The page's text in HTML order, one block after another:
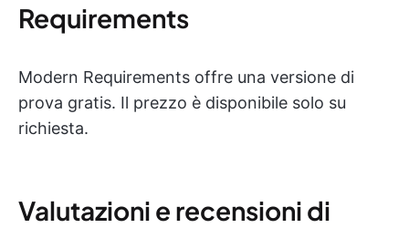
Requirements
Modern Requirements offre una versione di
prova gratis. Il prezzo è disponibile solo su
richiesta.
Valutazioni e recensioni di